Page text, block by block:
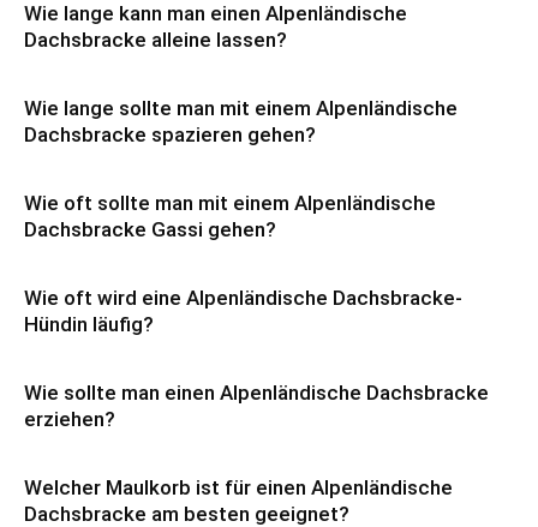
Wie lange kann man einen Alpenländische
Dachsbracke alleine lassen?
Wie lange sollte man mit einem Alpenländische
Dachsbracke spazieren gehen?
Wie oft sollte man mit einem Alpenländische
Dachsbracke Gassi gehen?
Wie oft wird eine Alpenländische Dachsbracke-
Hündin läufig?
Wie sollte man einen Alpenländische Dachsbracke
erziehen?
Welcher Maulkorb ist für einen Alpenländische
Dachsbracke am besten geeignet?